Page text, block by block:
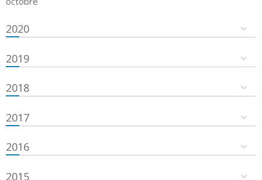
2020
2019
2018
2017
2016
2015